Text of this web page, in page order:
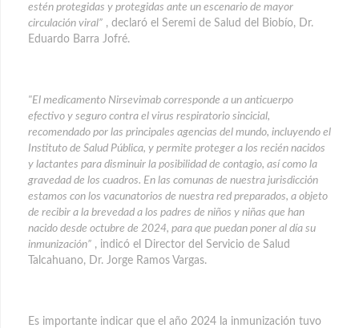
estén protegidas y protegidas ante un escenario de mayor
circulación viral” , declaró el Seremi de Salud del Biobío, Dr.
Eduardo Barra Jofré.
"El medicamento Nirsevimab corresponde a un anticuerpo
efectivo y seguro contra el virus respiratorio sincicial,
recomendado por las principales agencias del mundo, incluyendo el
Instituto de Salud Pública, y permite proteger a los recién nacidos
y lactantes para disminuir la posibilidad de contagio, así como la
gravedad de los cuadros. En las comunas de nuestra jurisdicción
estamos con los vacunatorios de nuestra red preparados, a objeto
de recibir a la brevedad a los padres de niños y niñas que han
nacido desde octubre de 2024, para que puedan poner al día su
inmunización” , indicó el Director del Servicio de Salud
Talcahuano, Dr. Jorge Ramos Vargas.
Es importante indicar que el año 2024 la inmunización tuvo